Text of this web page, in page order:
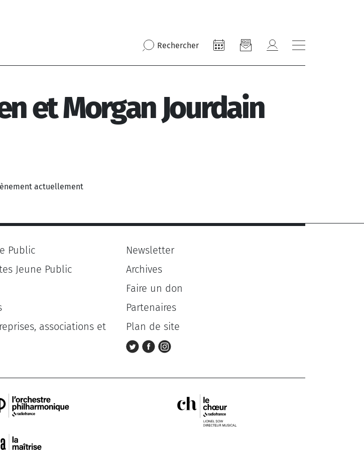
Rechercher
et Morgan Jourdain
actuellement
Public
Jeune Public
associations et
Newsletter
Archives
Faire un don
Partenaires
Plan de site